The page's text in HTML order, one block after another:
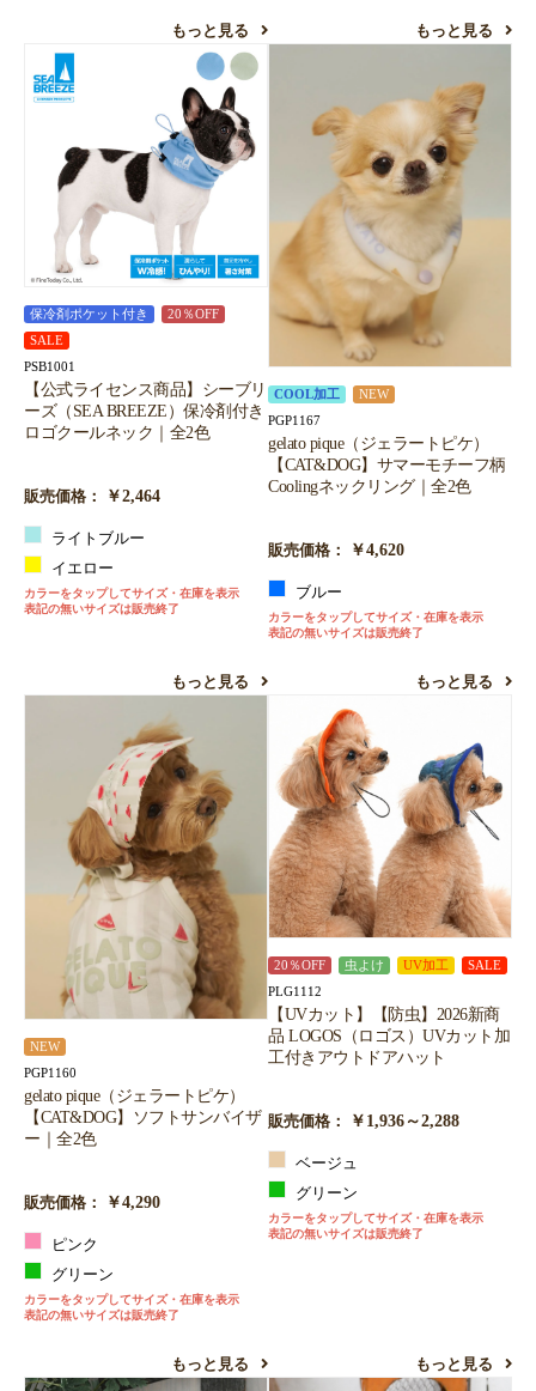
もっと見る もっと見る
保冷剤ポケット付き
20％OFF
SALE
PSB1001
【公式ライセンス商品】シーブリ
ーズ（SEA BREEZE）保冷剤付き
ロゴクールネック｜全2色
販売価格： ￥2,464
ライトブルー
イエロー
カラーをタップしてサイズ・在庫を表示
表記の無いサイズは販売終了
もっと見る
COOL加工 NEW
PGP1167
gelato pique（ジェラートピケ）
【CAT&DOG】サマーモチーフ柄
Coolingネックリング｜全2色
販売価格： ￥4,620
ブルー
カラーをタップしてサイズ・在庫を表示
表記の無いサイズは販売終了
もっと見る
NEW
PGP1160
gelato pique（ジェラートピケ）
【CAT&DOG】ソフトサンバイザ
ー｜全2色
販売価格： ￥4,290
ピンク
グリーン
カラーをタップしてサイズ・在庫を表示
表記の無いサイズは販売終了
もっと見る
20％OFF 虫よけ UV加工 SALE
PLG1112
【UVカット】【防虫】2026新商
品 LOGOS（ロゴス）UVカット加
工付きアウトドアハット
販売価格： ￥1,936～2,288
ベージュ
グリーン
カラーをタップしてサイズ・在庫を表示
表記の無いサイズは販売終了
もっと見る